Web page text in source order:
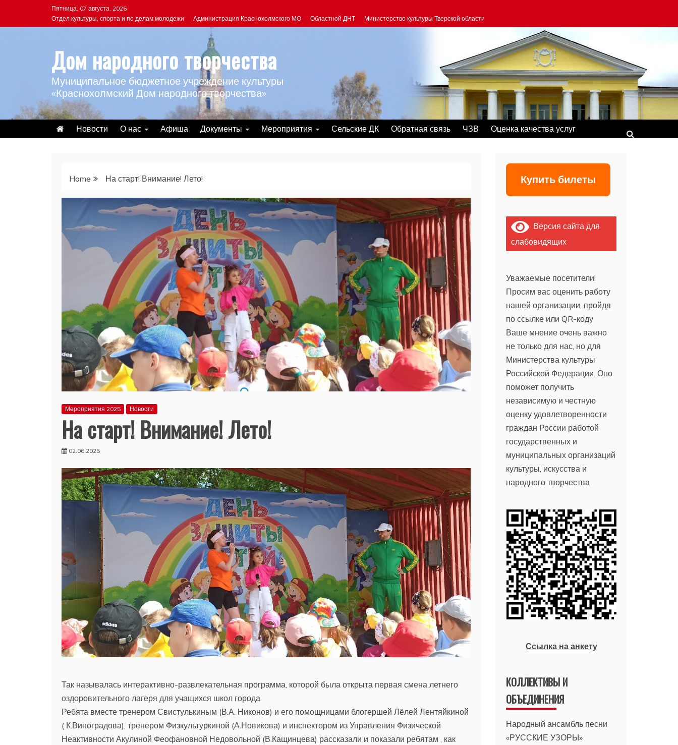
Пятница, 07 августа, 2026
Отдел культуры, спорта и по делам молодежи
Администрация Краснохолмского МО Областной ДНТ Министерство культуры Тверской области
Дом народного творчества
Муниципальное бюджетное учреждение культуры
«Краснохолмский Дом народного творчества»
Новости О нас Афиша Документы Мероприятия Сельские ДК Обратная связь ЧЗВ Оценка качества услуг
Home На старт! Внимание! Лето!
Мероприятия 2025 Новости
На старт! Внимание! Лето!
02.06.2025
Так называлась интерактивно-развлекательная программа, которой была открыта первая смена летнего
оздоровительного лагеря для учащихся школ города.
Ребята вместе тренером Свистулькиным (В.А. Никонов) и его помощницами блогершей Лёлей Лентяйкиной
( К.Виноградова), тренером Физкультуркиной (А.Новикова) и инспектором из Управления Физической
Неактивности Акулиной Феофановной Недовольной (В.Кащинцева) рассказали и показали ребятам , как
Купить билеты
Версия сайта для
слабовидящих
Уважаемые посетители!
Просим вас оценить работу
нашей организации, пройдя
по ссылке или QR-коду
Ваше мнение очень важно
не только для нас, но для
Министерства культуры
Российской Федерации. Оно
поможет получить
независимую и честную
оценку удовлетворенности
граждан России работой
государственных и
муниципальных организаций
культуры, искусства и
народного творчества
Ссылка на анкету
КОЛЛЕКТИВЫ И
ОБЪЕДИНЕНИЯ
Народный ансамбль песни
«РУССКИЕ УЗОРЫ»